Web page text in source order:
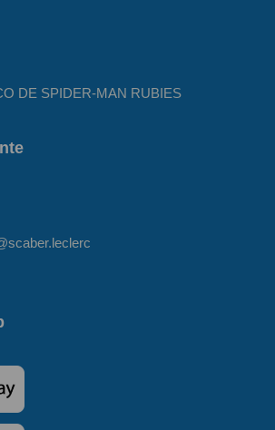
DE SPIDER-MAN RUBIES